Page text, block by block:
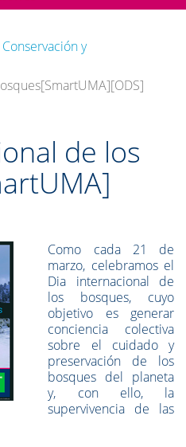
y
de los
Como cada 21 de
marzo, celebramos el
Dia internacional de
los bosques, cuyo
objetivo es generar
conciencia colectiva
sobre el cuidado y
preservación de los
bosques del planeta
y, con ello, la
supervivencia de las